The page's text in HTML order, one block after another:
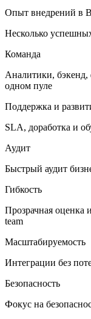
Опыт внедрений в
Несколько
Команда
Аналитики,
одном пуле
Поддержка и
SLA, доработка и
Аудит
Быстрый аудит
Гибкость
Прозрачная оценка
team
Масштабируемость
Интеграции без
Безопасность
Фокус на